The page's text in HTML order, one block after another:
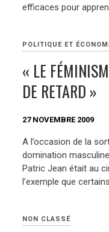
efficaces pour
POLITIQUE ET
« LE
DE RETARD »
27 NOVEMBRE 2009
A l’occasion de la
domination
Patric Jean était au
l’exemple que
NON CLASSÉ